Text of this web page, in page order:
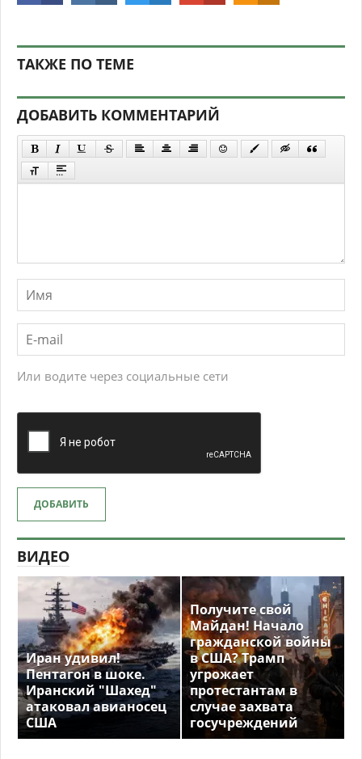
ТАКЖЕ ПО ТЕМЕ
ДОБАВИТЬ КОММЕНТАРИЙ
Или водите через социальные сети
ДОБАВИТЬ
ВИДЕО
Иран удивил!
Пентагон в шоке.
Иранский "Шахед"
атаковал авианосец
США
Получите свой
Майдан! Начало
гражданской войны
в США? Трамп
угрожает
протестантам в
случае захвата
госучреждений